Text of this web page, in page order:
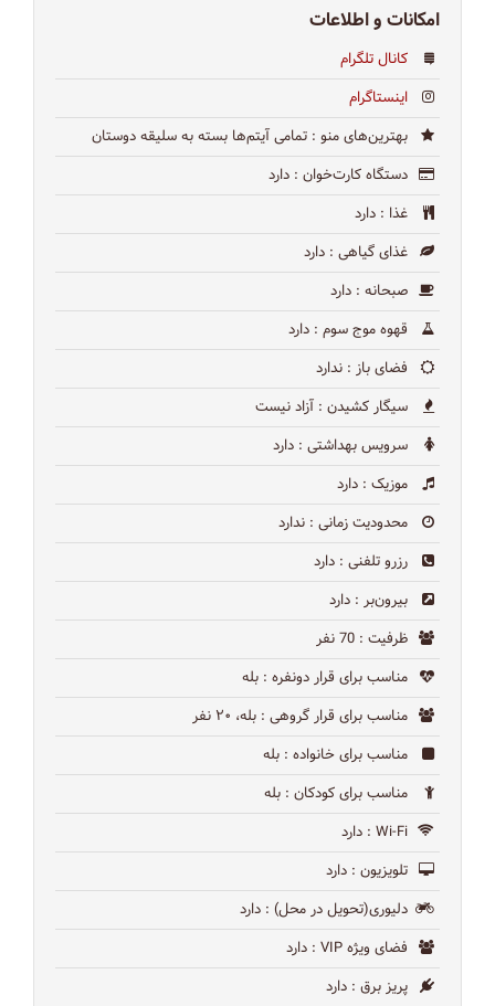
امکانات و اطلاعات
کانال تلگرام
اینستاگرام
بهترین‌های منو : تمامی آیتم‌ها بسته به سلیقه دوستان
دستگاه کارت‌خوان : دارد
غذا : دارد
غذای گیاهی : دارد
صبحانه : دارد
قهوه موج سوم : دارد
فضای باز : ندارد
سیگار کشیدن : آزاد نیست
سرویس بهداشتی : دارد
موزیک : دارد
محدودیت زمانی : ندارد
رزرو تلفنی : دارد
بیرون‌بر : دارد
ظرفیت : 70 نفر
مناسب برای قرار دونفره : بله
مناسب برای قرار گروهی : بله، ۲۰ نفر
مناسب برای خانواده : بله
مناسب برای کودکان : بله
Wi-Fi : دارد
تلویزیون : دارد
دلیوری(تحویل در محل) : دارد
فضای ویژه VIP
: دارد
پریز برق : دارد